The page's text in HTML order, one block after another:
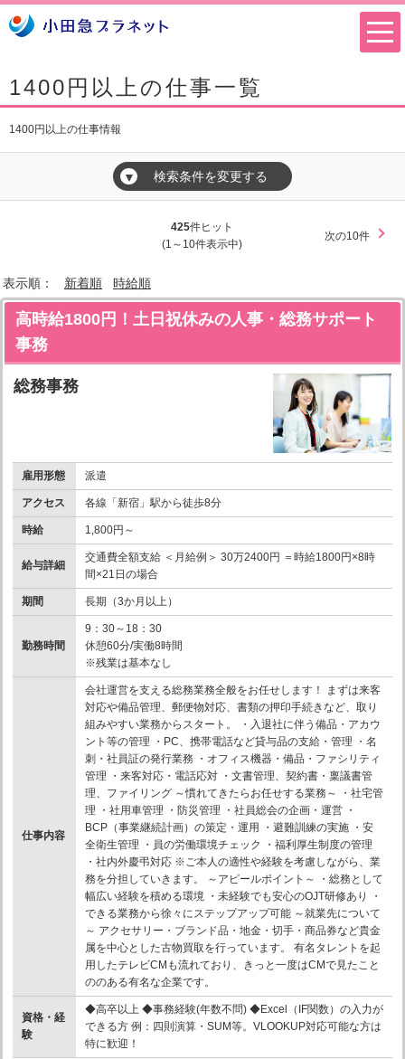
1400円以上の仕事一覧
1400円以上の仕事情報
▼ 検索条件を変更する
425件ヒット
(1～10件表示中)
次の10件
表示順： 新着順 時給順
高時給1800円！土日祝休みの人事・総務サポート
事務
総務事務
雇用形態 派遣
アクセス 各線「新宿」駅から徒歩8分
時給 1,800円～
給与詳細
交通費全額支給 ＜月給例＞ 30万2400円 ＝時給1800円×8時
間×21日の場合
期間 長期（3か月以上）
勤務時間
9：30～18：30
休憩60分/実働8時間
※残業は基本なし
仕事内容
会社運営を支える総務業務全般をお任せします！ まずは来客
対応や備品管理、郵便物対応、書類の押印手続きなど、取り
組みやすい業務からスタート。 ・入退社に伴う備品・アカウ
ント等の管理 ・PC、携帯電話など貸与品の支給・管理 ・名
刺・社員証の発行業務 ・オフィス機器・備品・ファシリティ
管理 ・来客対応・電話応対 ・文書管理、契約書・稟議書管
理、ファイリング ～慣れてきたらお任せする業務～ ・社宅管
理 ・社用車管理 ・防災管理 ・社員総会の企画・運営 ・
BCP（事業継続計画）の策定・運用 ・避難訓練の実施 ・安
全衛生管理 ・員の労働環境チェック ・福利厚生制度の管理
・社内外慶弔対応 ※ご本人の適性や経験を考慮しながら、業
務を分担していきます。 ～アピールポイント～ ・総務として
幅広い経験を積める環境 ・未経験でも安心のOJT研修あり ・
できる業務から徐々にステップアップ可能 ～就業先について
～ アクセサリー・ブランド品・地金・切手・商品券など貴金
属を中心とした古物買取を行っています。 有名タレントを起
用したテレビCMも流れており、きっと一度はCMで見たこと
ののある有名な企業です。
資格・経
験
◆高卒以上 ◆事務経験(年数不問) ◆Excel（IF関数）の入力が
できる方 例：四則演算・SUM等。VLOOKUP対応可能な方は
特に歓迎！